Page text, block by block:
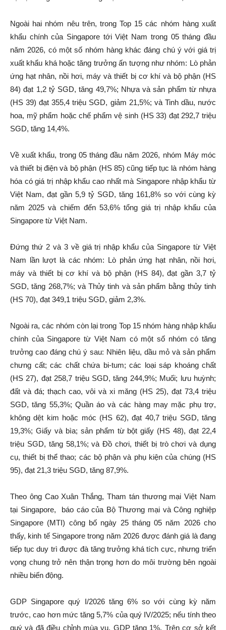
Ngoài hai nhóm nêu trên, trong Top 15 các nhóm hàng xuất
khẩu chính của Singapore tới Việt Nam trong 05 tháng đầu
năm 2026, có một số nhóm hàng khác đáng chú ý với giá trị
xuất khẩu khá hoặc tăng trưởng ấn tượng như nhóm: Lò phản
ứng hạt nhân, nồi hơi, máy và thiết bị cơ khí và bộ phận (HS
84) đạt 1,2 tỷ SGD, tăng 49,7%; Nhựa và sản phẩm từ nhựa
(HS 39) đạt 355,4 triệu SGD, giảm 21,5%; và Tinh dầu, nước
hoa, mỹ phẩm hoặc chế phẩm vệ sinh (HS 33) đạt 292,7 triệu
SGD, tăng 14,4%.
Về xuất khẩu, trong 05 tháng đầu năm 2026, nhóm Máy móc
và thiết bị điện và bộ phận (HS 85) cũng tiếp tục là nhóm hàng
hóa có giá trị nhập khẩu cao nhất mà Singapore nhập khẩu từ
Việt Nam, đạt gần 5,9 tỷ SGD, tăng 161,8% so với cùng kỳ
năm 2025 và chiếm đến 53,6% tổng giá trị nhập khẩu của
Singapore từ Việt Nam.
Đứng thứ 2 và 3 về giá trị nhập khẩu của Singapore từ Việt
Nam lần lượt là các nhóm: Lò phản ứng hạt nhân, nồi hơi,
máy và thiết bị cơ khí và bộ phận (HS 84), đạt gần 3,7 tỷ
SGD, tăng 268,7%; và Thủy tinh và sản phẩm bằng thủy tinh
(HS 70), đạt 349,1 triệu SGD, giảm 2,3%.
Ngoài ra, các nhóm còn lại trong Top 15 nhóm hàng nhập khẩu
chính của Singapore từ Việt Nam có một số nhóm có tăng
trưởng cao đáng chú ý sau: Nhiên liệu, dầu mỏ và sản phẩm
chưng cất; các chất chứa bi-tum; các loại sáp khoáng chất
(HS 27), đạt 258,7 triệu SGD, tăng 244,9%; Muối; lưu huỳnh;
đất và đá; thạch cao, vôi và xi măng (HS 25), đạt 73,4 triệu
SGD, tăng 55,3%; Quần áo và các hàng may mặc phụ trợ,
không dệt kim hoặc móc (HS 62), đạt 40,7 triệu SGD, tăng
19,3%; Giấy và bìa; sản phẩm từ bột giấy (HS 48), đạt 22,4
triệu SGD, tăng 58,1%; và Đồ chơi, thiết bị trò chơi và dụng
cụ, thiết bị thể thao; các bộ phận và phụ kiện của chúng (HS
95), đạt 21,3 triệu SGD, tăng 87,9%.
Theo ông Cao Xuân Thắng, Tham tán thương mại Việt Nam
tại Singapore, báo cáo của Bộ Thương mại và Công nghiệp
Singapore (MTI) công bố ngày 25 tháng 05 năm 2026 cho
thấy, kinh tế Singapore trong năm 2026 được đánh giá là đang
tiếp tục duy trì được đà tăng trưởng khá tích cực, nhưng triển
vọng chung trở nên thận trọng hơn do môi trường bên ngoài
nhiều biến động.
GDP Singapore quý I/2026 tăng 6% so với cùng kỳ năm
trước, cao hơn mức tăng 5,7% của quý IV/2025; nếu tính theo
quý và đã điều chỉnh mùa vụ, GDP tăng 1%. Trên cơ sở kết